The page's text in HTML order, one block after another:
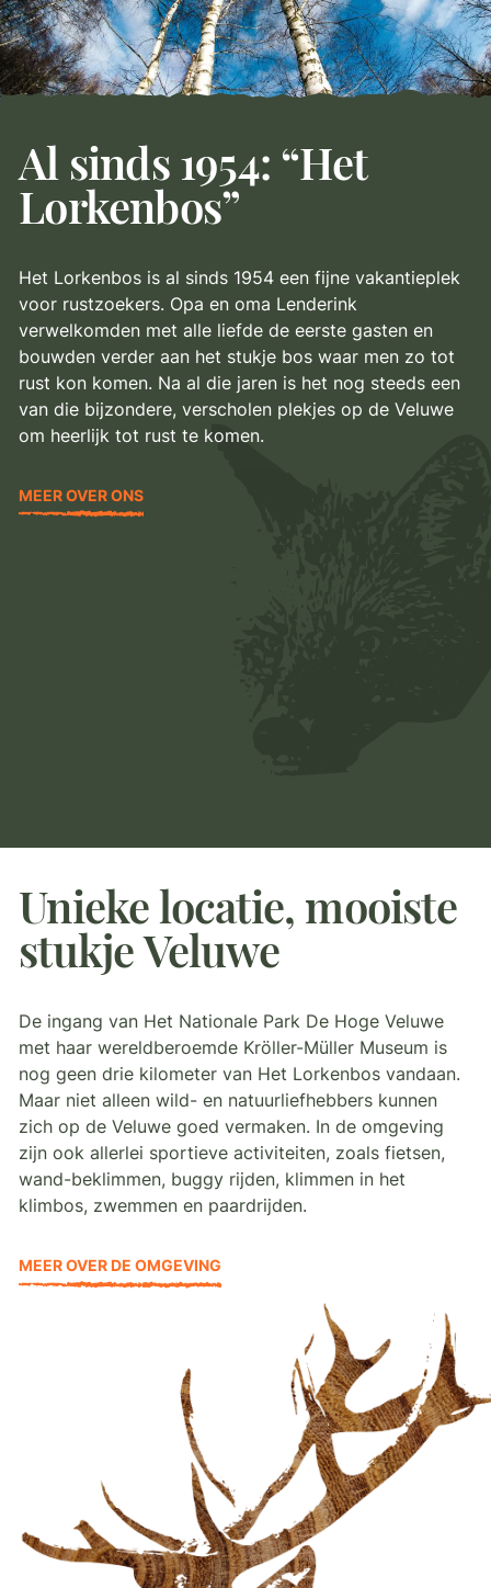
Al sinds 1954: “Het
Lorkenbos”
Het Lorkenbos is al sinds 1954 een fijne vakantieplek
voor rustzoekers. Opa en oma Lenderink
verwelkomden met alle liefde de eerste gasten en
bouwden verder aan het stukje bos waar men zo tot
rust kon komen. Na al die jaren is het nog steeds een
van die bijzondere, verscholen plekjes op de Veluwe
om heerlijk tot rust te komen.
MEER OVER ONS
Unieke locatie, mooiste
stukje Veluwe
De ingang van Het Nationale Park De Hoge Veluwe
met haar wereldberoemde Kröller-Müller Museum is
nog geen drie kilometer van Het Lorkenbos vandaan.
Maar niet alleen wild- en natuurliefhebbers kunnen
zich op de Veluwe goed vermaken. In de omgeving
zijn ook allerlei sportieve activiteiten, zoals fietsen,
wand-beklimmen, buggy rijden, klimmen in het
klimbos, zwemmen en paardrijden.
MEER OVER DE OMGEVING